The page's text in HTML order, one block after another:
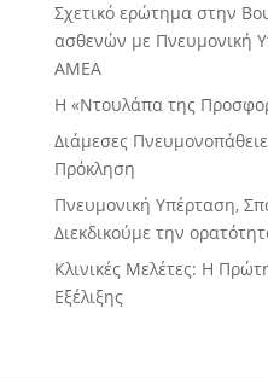
Σχετικό ερώτημα στην
ασθενών με Πνευμονική
ΑΜΕΑ
Η «Ντουλάπα της
Διάμεσες
Πρόκληση
Πνευμονική Υπέρταση,
Διεκδικούμε την
Κλινικές Μελέτες: Η
Εξέλιξης